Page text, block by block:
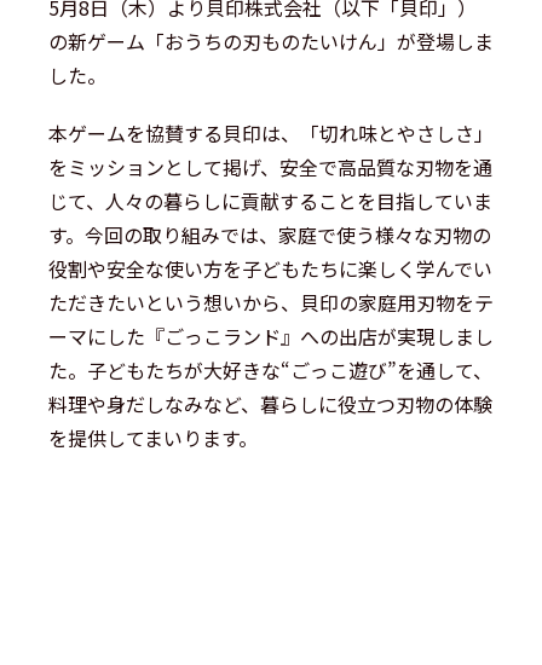
5月8日（木）より貝印株式会社（以下「貝印」）
の新ゲーム「おうちの刃ものたいけん」が登場しま
した。
本ゲームを協賛する貝印は、「切れ味とやさしさ」
をミッションとして掲げ、安全で高品質な刃物を通
じて、人々の暮らしに貢献することを目指していま
す。今回の取り組みでは、家庭で使う様々な刃物の
役割や安全な使い方を子どもたちに楽しく学んでい
ただきたいという想いから、貝印の家庭用刃物をテ
ーマにした『ごっこランド』への出店が実現しまし
た。子どもたちが大好きな“ごっこ遊び”を通して、
料理や身だしなみなど、暮らしに役立つ刃物の体験
を提供してまいります。